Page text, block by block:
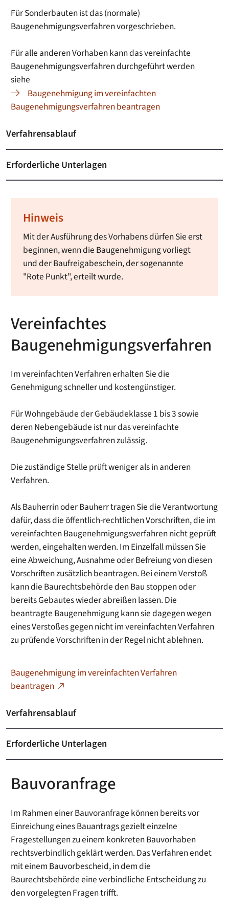
Für Sonderbauten ist das (normale)
Baugenehmigungsverfahren vorgeschrieben.
Für alle anderen Vorhaben kann das vereinfachte
Baugenehmigungsverfahren durchgeführt werden
siehe
Baugenehmigung im vereinfachten
Baugenehmigungsverfahren beantragen
Verfahrensablauf
Erforderliche Unterlagen
Hinweis
Mit der Ausführung des Vorhabens dürfen Sie erst
beginnen, wenn die Baugenehmigung vorliegt
und der Baufreigabeschein, der sogenannte
"Rote Punkt", erteilt wurde.
Vereinfachtes
Baugenehmigungsverfahren
Im vereinfachten Verfahren erhalten Sie die
Genehmigung schneller und kostengünstiger.
Für Wohngebäude der Gebäudeklasse 1 bis 3 sowie
deren Nebengebäude ist nur das vereinfachte
Baugenehmigungsverfahren zulässig.
Die zuständige Stelle prüft weniger als in anderen
Verfahren.
Als Bauherrin oder Bauherr tragen Sie die Verantwortung
dafür, dass die öffentlich-rechtlichen Vorschriften, die im
vereinfachten Baugenehmigungsverfahren nicht geprüft
werden, eingehalten werden. Im Einzelfall müssen Sie
eine Abweichung, Ausnahme oder Befreiung von diesen
Vorschriften zusätzlich beantragen. Bei einem Verstoß
kann die Baurechtsbehörde den Bau stoppen oder
bereits Gebautes wieder abreißen lassen. Die
beantragte Baugenehmigung kann sie dagegen wegen
eines Verstoßes gegen nicht im vereinfachten Verfahren
zu prüfende Vorschriften in der Regel nicht ablehnen.
Baugenehmigung im vereinfachten Verfahren
beantragen
Verfahrensablauf
Erforderliche Unterlagen
Bauvoranfrage
Im Rahmen einer Bauvoranfrage können bereits vor
Einreichung eines Bauantrags gezielt einzelne
Fragestellungen zu einem konkreten Bauvorhaben
rechtsverbindlich geklärt werden. Das Verfahren endet
mit einem Bauvorbescheid, in dem die
Baurechtsbehörde eine verbindliche Entscheidung zu
den vorgelegten Fragen trifft.